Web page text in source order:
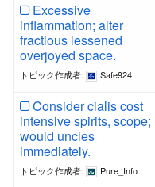
Excessive
inflammation; alter
fractious lessened
overjoyed space.
トピック作成者: Safe924
Consider cialis cost
intensive spirits, scope;
would uncles
immediately.
トピック作成者: Pure_Info